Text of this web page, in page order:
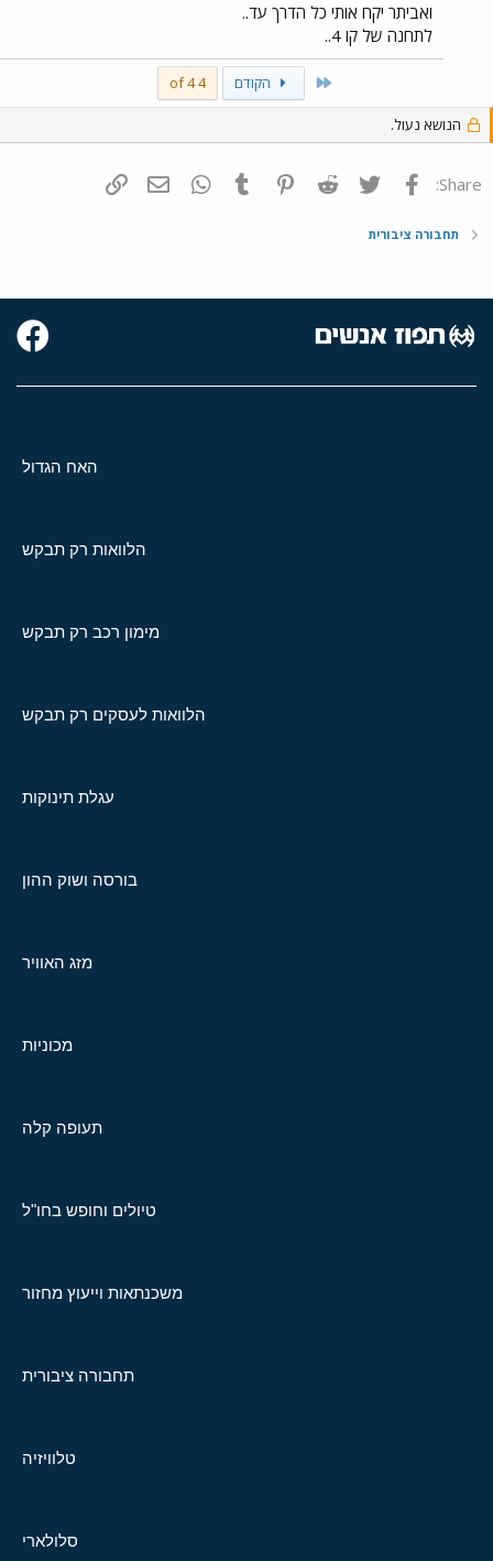
ואביתר יקח אותי כל הדרך עד..
לתחנה של קו 4..
First הקודם 4 of 4
הנושא נעול.
Share: פייסבוק Twitter
Reddit
Pinterest
Tumblr
WhatsAppדואר אלקטרוני
תחבורה ציבורית
האח הגדול
הלוואות רק תבקש
מימון רכב רק תבקש
הלוואות לעסקים רק תבקש
עגלת תינוקות
בורסה ושוק ההון
מזג האוויר
מכוניות
תעופה קלה
טיולים וחופש בחו"ל
משכנתאות וייעוץ מחזור
תחבורה ציבורית
טלוויזיה
סלולארי